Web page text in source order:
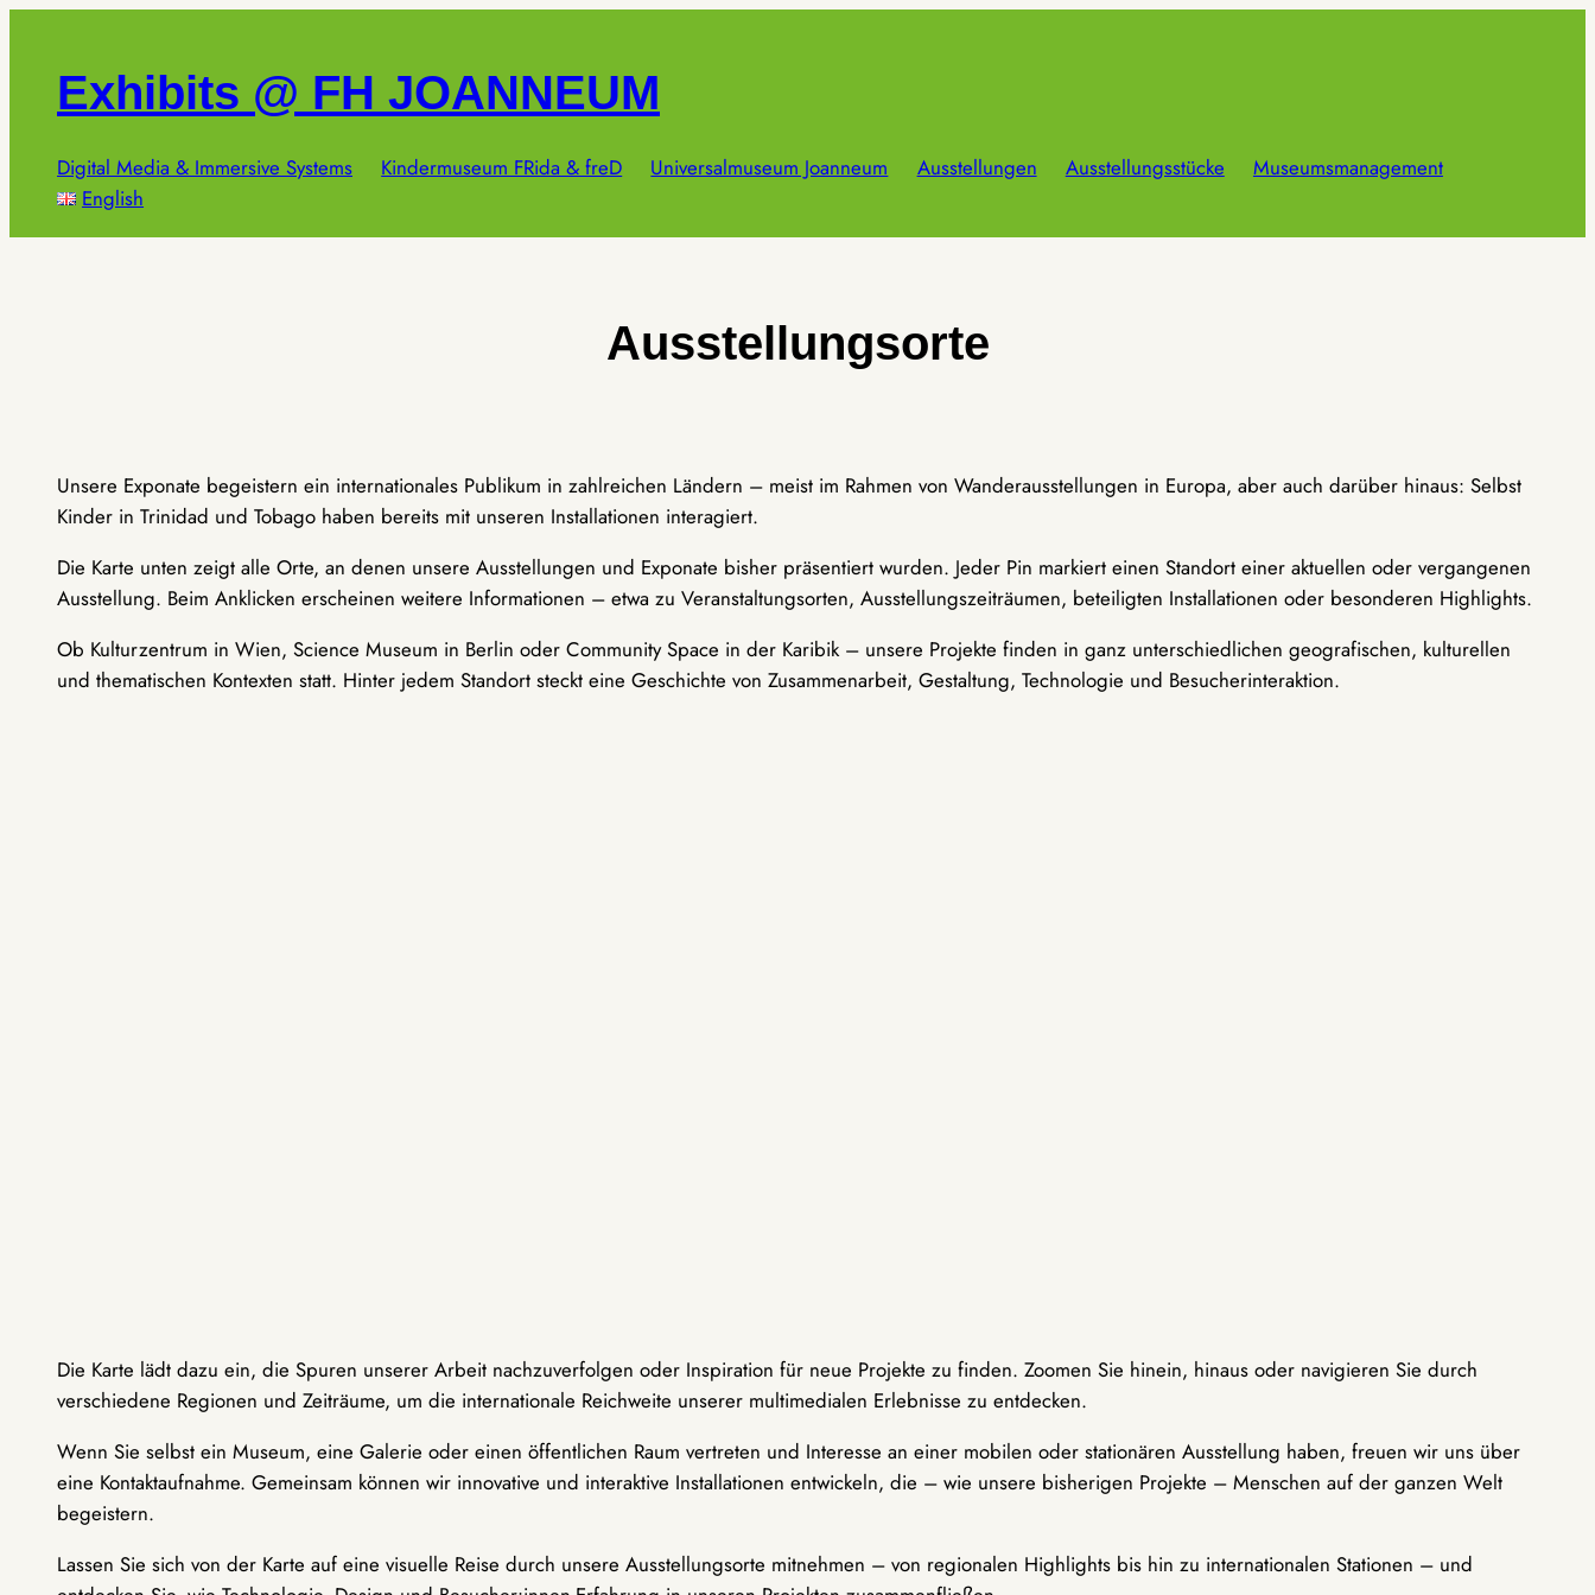
springenExhibits @ FH JOANNEUM
Digital Media & Immersive Systems Kindermuseum FRida & freD Universalmuseum Joanneum Ausstellungen Ausstellungsstücke
Museumsmanagement
English
Ausstellungsorte
Unsere Exponate begeistern ein internationales Publikum in zahlreichen Ländern – meist im Rahmen von Wanderausstellungen in Europa, aber auch darüber hinaus: Selbst
Kinder in Trinidad und Tobago haben bereits mit unseren Installationen interagiert.
Die Karte unten zeigt alle Orte, an denen unsere Ausstellungen und Exponate bisher präsentiert wurden. Jeder Pin markiert einen Standort einer aktuellen oder vergangenen
Ausstellung. Beim Anklicken erscheinen weitere Informationen – etwa zu Veranstaltungsorten, Ausstellungszeiträumen, beteiligten Installationen oder besonderen Highlights.
Ob Kulturzentrum in Wien, Science Museum in Berlin oder Community Space in der Karibik – unsere Projekte finden in ganz unterschiedlichen geografischen, kulturellen
und thematischen Kontexten statt. Hinter jedem Standort steckt eine Geschichte von Zusammenarbeit, Gestaltung, Technologie und Besucherinteraktion.
Die Karte lädt dazu ein, die Spuren unserer Arbeit nachzuverfolgen oder Inspiration für neue Projekte zu finden. Zoomen Sie hinein, hinaus oder navigieren Sie durch
verschiedene Regionen und Zeiträume, um die internationale Reichweite unserer multimedialen Erlebnisse zu entdecken.
Wenn Sie selbst ein Museum, eine Galerie oder einen öffentlichen Raum vertreten und Interesse an einer mobilen oder stationären Ausstellung haben, freuen wir uns über
eine Kontaktaufnahme. Gemeinsam können wir innovative und interaktive Installationen entwickeln, die – wie unsere bisherigen Projekte – Menschen auf der ganzen Welt
begeistern.
Lassen Sie sich von der Karte auf eine visuelle Reise durch unsere Ausstellungsorte mitnehmen – von regionalen Highlights bis hin zu internationalen Stationen – und